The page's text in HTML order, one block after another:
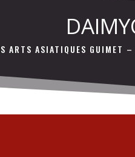
ARTS ASIATIQUES